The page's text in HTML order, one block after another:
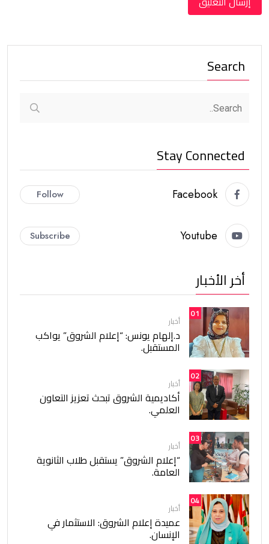
Search
Stay Connected
Facebook
Follow
Youtube
Subscribe
أخر الأخبار
01
أخبار
د.إلهام يونس: “إعلام الشروق” يواكب
المستقبل.
02
أخبار
أكاديمية الشروق تبحث تعزيز التعاون
العلمي.
03
أخبار
“إعلام الشروق” يستقبل طلاب الثانوية
العامة.
04
أخبار
عميدة إعلام الشروق: الاستثمار في
الإنسان.